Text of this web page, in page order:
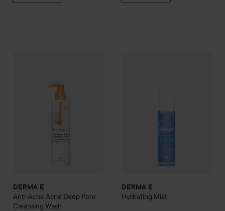
DERMA E
Anti-Acne Acne Deep Pore
Cleansing Wash
DERMA E
Hydrating Mist